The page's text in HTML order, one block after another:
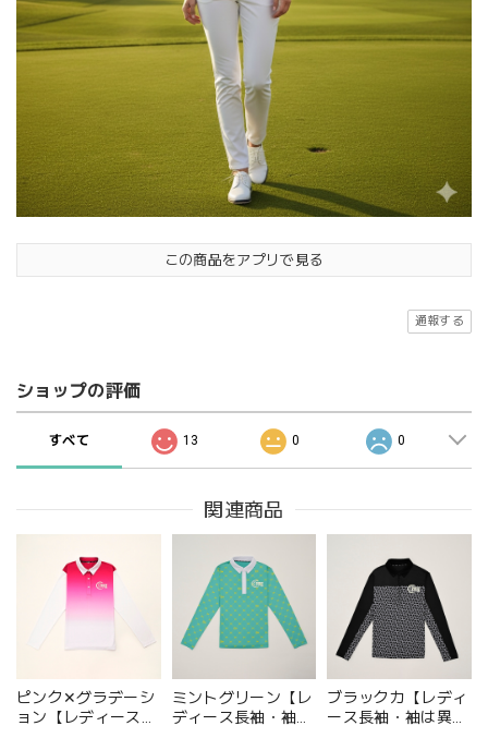
この商品をアプリで見る
通報する
ショップの評価
すべて 13 0 0
関連商品
ピンク✕グラデーシ
ョン【レディース長
ミントグリーン【レ
ディース長袖・袖は
ブラックカ【レディ
ース長袖・袖は異素